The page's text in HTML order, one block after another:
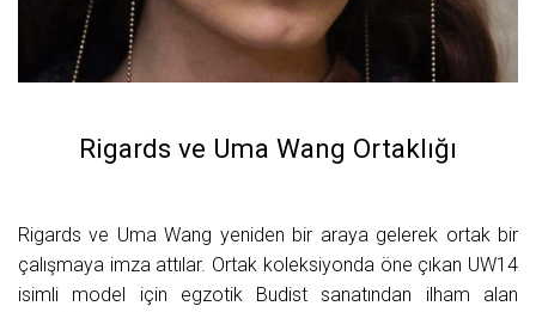
Rigards ve Uma Wang Ortaklığı
Rigards ve Uma Wang yeniden bir araya gelerek ortak bir
çalışmaya imza attılar. Ortak koleksiyonda öne çıkan UW14
isimli model için egzotik Budist sanatından ilham alan